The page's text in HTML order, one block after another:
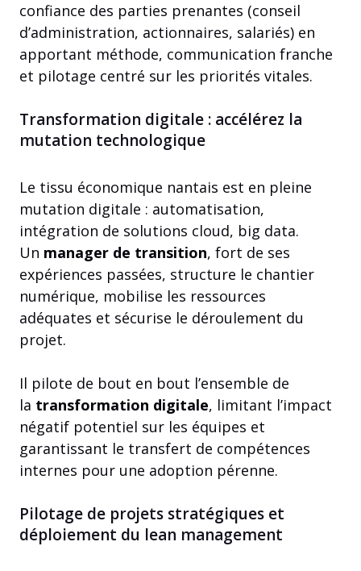
confiance des parties prenantes (conseil
d’administration, actionnaires, salariés) en
apportant méthode, communication franche
et pilotage centré sur les priorités vitales.
Transformation digitale : accélérez la
mutation technologique
Le tissu économique nantais est en pleine
mutation digitale : automatisation,
intégration de solutions cloud, big data.
Un manager de transition, fort de ses
expériences passées, structure le chantier
numérique, mobilise les ressources
adéquates et sécurise le déroulement du
projet.
Il pilote de bout en bout l’ensemble de
la transformation digitale, limitant l’impact
négatif potentiel sur les équipes et
garantissant le transfert de compétences
internes pour une adoption pérenne.
Pilotage de projets stratégiques et
déploiement du lean management